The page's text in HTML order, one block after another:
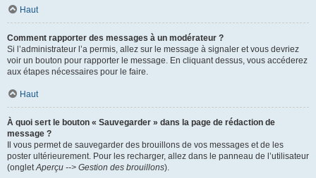
Haut
Comment rapporter des messages à un modérateur ?
Si l’administrateur l’a permis, allez sur le message à signaler et vous devriez
voir un bouton pour rapporter le message. En cliquant dessus, vous accéderez
aux étapes nécessaires pour le faire.
Haut
À quoi sert le bouton « Sauvegarder » dans la page de rédaction de
message ?
Il vous permet de sauvegarder des brouillons de vos messages et de les
poster ultérieurement. Pour les recharger, allez dans le panneau de l’utilisateur
(ongletAperçu --> Gestion des brouillons).